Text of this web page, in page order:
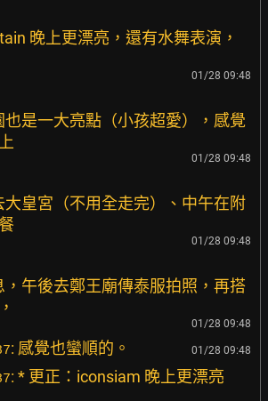
晚上更漂亮，還有水舞表演，
01/28 09:48
也是一大亮點（小孩超愛），感覺
01/28 09:48
大皇宮（不用全走完）、中午在附
01/28 09:48
，午後去鄭王廟傳泰服拍照，再搭
01/28 09:48
: 感覺也蠻順的。 01/28 09:48
: * 更正：iconsiam 晚上更漂亮